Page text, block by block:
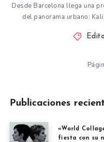
Desde Barcelona llega una
del panorama urbano:
Publicaciones
«World
fiesta con su